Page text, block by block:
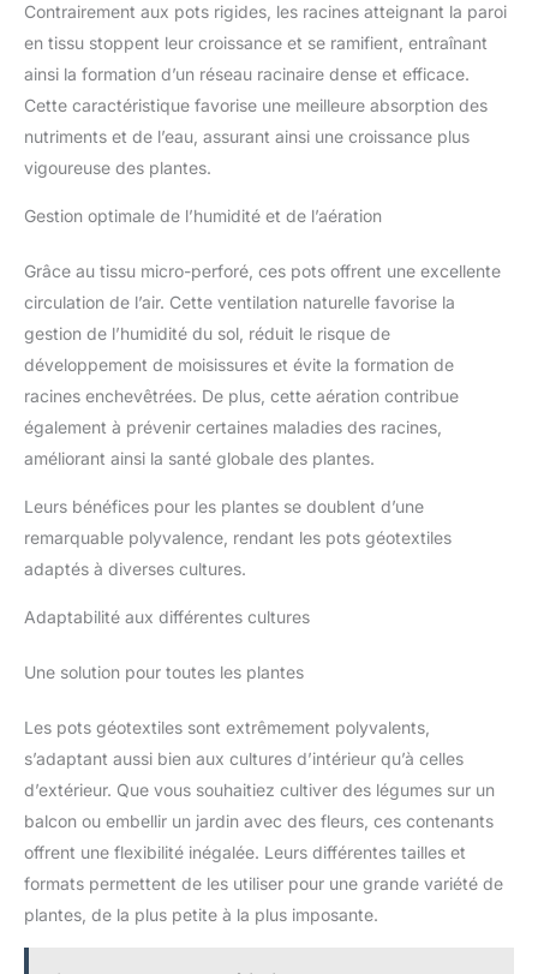
Contrairement aux pots rigides, les racines atteignant la paroi
en tissu stoppent leur croissance et se ramifient, entraînant
ainsi la formation d’un réseau racinaire dense et efficace.
Cette caractéristique favorise une meilleure absorption des
nutriments et de l’eau, assurant ainsi une croissance plus
vigoureuse des plantes.
Gestion optimale de l’humidité et de l’aération
Grâce au tissu micro-perforé, ces pots offrent une excellente
circulation de l’air. Cette ventilation naturelle favorise la
gestion de l’humidité du sol, réduit le risque de
développement de moisissures et évite la formation de
racines enchevêtrées. De plus, cette aération contribue
également à prévenir certaines maladies des racines,
améliorant ainsi la santé globale des plantes.
Leurs bénéfices pour les plantes se doublent d’une
remarquable polyvalence, rendant les pots géotextiles
adaptés à diverses cultures.
Adaptabilité aux différentes cultures
Une solution pour toutes les plantes
Les pots géotextiles sont extrêmement polyvalents,
s’adaptant aussi bien aux cultures d’intérieur qu’à celles
d’extérieur. Que vous souhaitiez cultiver des légumes sur un
balcon ou embellir un jardin avec des fleurs, ces contenants
offrent une flexibilité inégalée. Leurs différentes tailles et
formats permettent de les utiliser pour une grande variété de
plantes, de la plus petite à la plus imposante.